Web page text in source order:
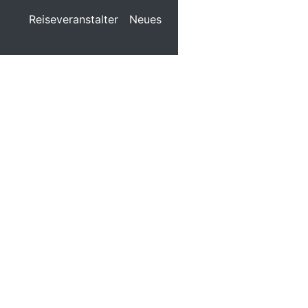
Reiseveranstalter Neues